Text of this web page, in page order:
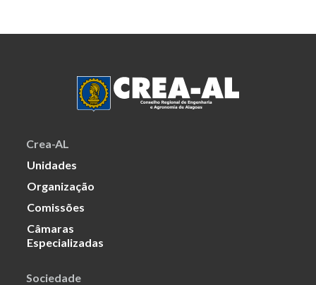
Crea-AL
Unidades
Organização
Comissões
Câmaras
Especializadas
Sociedade